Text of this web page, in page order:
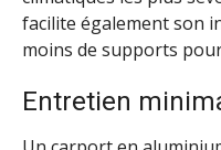
facilite également son
moins de supports
Entretien